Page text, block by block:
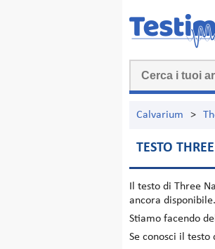
Calvarium >
TESTO
Il testo di Three
ancora disponibile.
Stiamo facendo
Se conosci il